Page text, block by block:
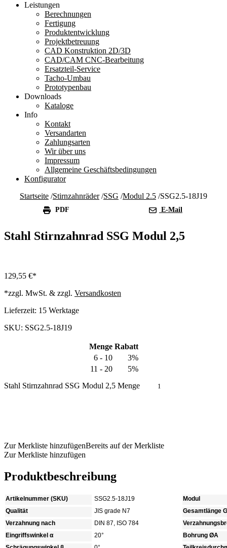
Leistungen
Berechnungen
Fertigung
Produktentwicklung
Projektbetreuung
CAD Konstruktion 2D/3D
CAD/CAM CNC-Bearbeitung
Ersatzteil-Service
Tacho-Umbau
Prototypenbau
Downloads
Kataloge
Info
Kontakt
Versandarten
Zahlungsarten
Wir über uns
Impressum
Allgemeine Geschäftsbedingungen
Konfigurator
Startseite /Stirnzahnräder/SSG /Modul 2.5 /SSG2.5-18J19
PDF E-Mail
Stahl Stirnzahnrad SSG Modul 2,5
129,55 €
*zzgl. MwSt. & zzgl. Versandkosten
Lieferzeit: 15 Werktage
SKU: SSG2.5-18J19
Menge Rabatt
6 - 10
3%
11 - 20
5%
Stahl Stirnzahnrad SSG Modul 2,5 Menge
Zur Merkliste hinzufügenBereits auf der Merkliste
Zur Merkliste hinzufügen
Produktbeschreibung
Artikelnummer (SKU)
SSG2.5-18J19
Qualität
JIS grade N7
Verzahnung nach
DIN 87, ISO 784
Eingriffswinkel α
20°
Modul
Gesamtlänge G
Bohrung ØA